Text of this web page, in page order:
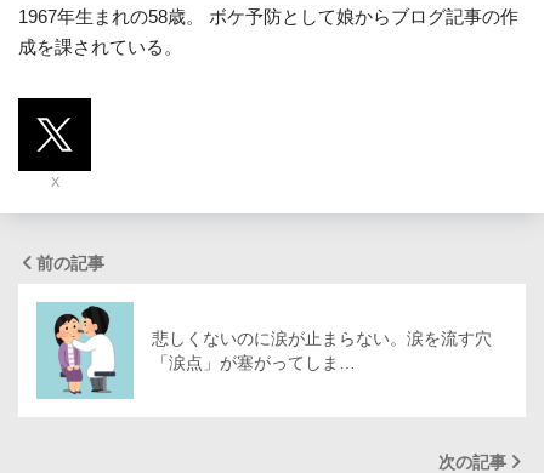
1967年生まれの58歳。 ボケ予防として娘からブログ記事の作
成を課されている。
X
前の記事
悲しくないのに涙が止まらない。涙を流す穴
「涙点」が塞がってしま…
次の記事